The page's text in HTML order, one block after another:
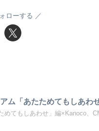
ローする
ム「あたためてもしあわ
めてもしあわせ」編×Kanoco、